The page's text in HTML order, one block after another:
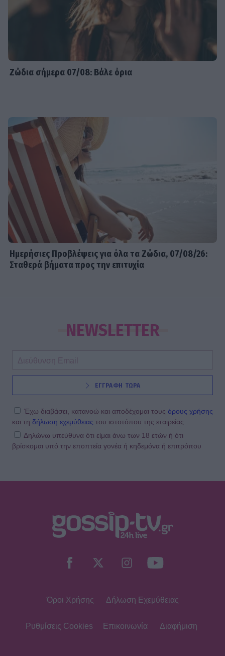
Ζώδια σήμερα 07/08: Βάλε όρια
Ημερήσιες Προβλέψεις για όλα τα Ζώδια, 07/08/26:
Σταθερά βήματα προς την επιτυχία
NEWSLETTER
ΕΓΓΡΑΦΗ ΤΩΡΑ
Έχω διαβάσει, κατανοώ και αποδέχομαι τους όρους χρήσης
και τη δήλωση εχεμύθειας του ιστοτόπου της εταιρείας
Δηλώνω υπεύθυνα ότι είμαι άνω των 18 ετών ή ότι
βρίσκομαι υπό την εποπτεία γονέα ή κηδεμόνα ή επιτρόπου
Όροι Χρήσης Δήλωση Εχεμύθειας
Ρυθμίσεις Cookies Επικοινωνία Διαφήμιση